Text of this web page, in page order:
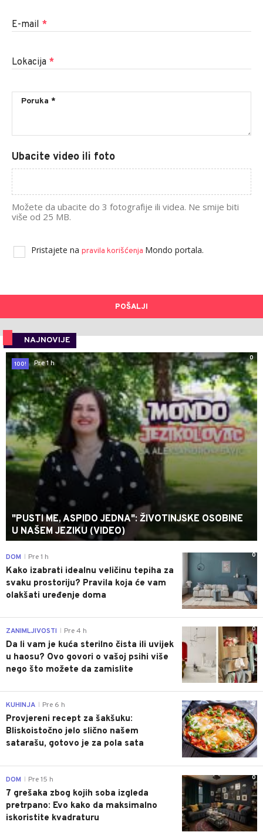
E-mail *
Lokacija *
Ubacite video ili foto
Možete da ubacite do 3 fotografije ili videa. Ne smije biti
više od 25 MB.
Pristajete na pravila korišćenja Mondo portala.
POŠALJI
NAJNOVIJE
0
100!
Pre 1 h
"PUSTI ME, ASPIDO JEDNA": ŽIVOTINJSKE OSOBINE
U NAŠEM JEZIKU (VIDEO)
0
DOM Pre 1 h
Kako izabrati idealnu veličinu tepiha za
svaku prostoriju? Pravila koja će vam
olakšati uređenje doma
0
ZANIMLJIVOSTI Pre 4 h
Da li vam je kuća sterilno čista ili uvijek
u haosu? Ovo govori o vašoj psihi više
nego što možete da zamislite
0
KUHINJA Pre 6 h
Provjereni recept za šakšuku:
Bliskoistočno jelo slično našem
satarašu, gotovo je za pola sata
0
DOM Pre 15 h
7 grešaka zbog kojih soba izgleda
pretrpano: Evo kako da maksimalno
iskoristite kvadraturu